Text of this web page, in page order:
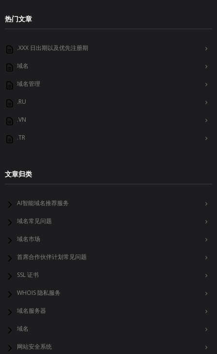
热门文章
.XXX 日出期以及优先注册期
域名
域名管理
.RU
.VN
.TR
文章归类
AI智能域名推荐服务
域名常见问题
域名市场
首席合作伙伴计划常见问题
SSL 证书
WHOIS 隐私服务
域名服务器
域名
网站安全系统